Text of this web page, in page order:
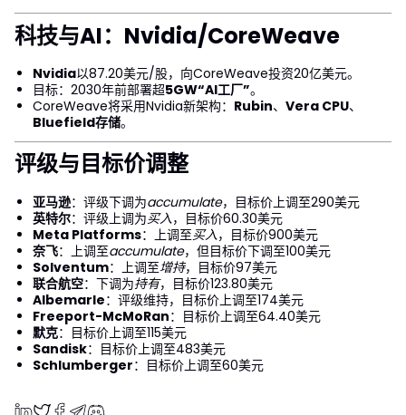
科技与AI：Nvidia/CoreWeave
Nvidia以87.20美元/股，向CoreWeave投资20亿美元。
目标：2030年前部署超5GW“AI工厂”。
CoreWeave将采用Nvidia新架构： Rubin、 Vera CPU、
Bluefield存储。
评级与目标价调整
亚马逊：评级下调为accumulate，目标价上调至290美元
英特尔：评级上调为买入，目标价60.30美元
Meta Platforms：上调至买入，目标价900美元
奈飞：上调至accumulate，但目标价下调至100美元
Solventum：上调至增持，目标价97美元
联合航空：下调为持有，目标价123.80美元
Albemarle：评级维持，目标价上调至174美元
Freeport-McMoRan：目标价上调至64.40美元
默克：目标价上调至115美元
Sandisk：目标价上调至483美元
Schlumberger：目标价上调至60美元